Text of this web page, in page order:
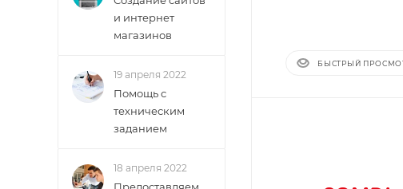
БЫСТРЫЙ
и интернет
магазинов
19 апреля 2022
Помощь с
техническим
заданием
18 апреля 2022